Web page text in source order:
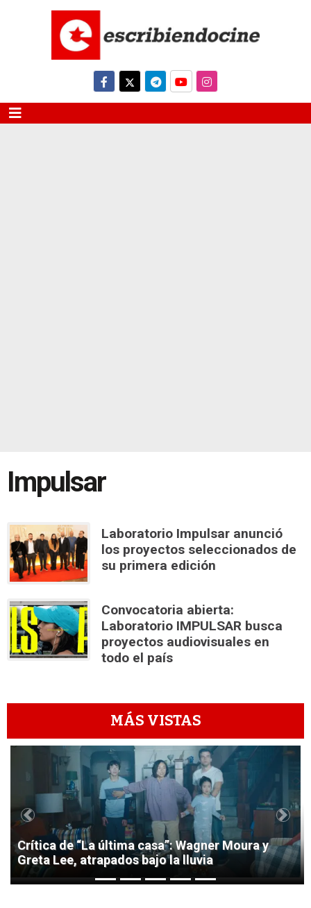
Impulsar
Laboratorio Impulsar anunció
los proyectos seleccionados de
su primera edición
Convocatoria abierta:
Laboratorio IMPULSAR busca
proyectos audiovisuales en
todo el país
MÁS VISTAS
1
Crítica de “La última casa”: Wagner Moura y
Greta Lee, atrapados bajo la lluvia
Previous Next